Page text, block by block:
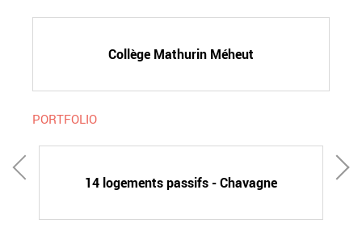
Collège Mathurin Méheut
PORTFOLIO
14 logements passifs - Chavagne